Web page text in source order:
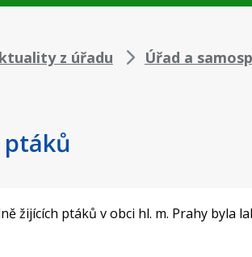
z úřadu
Úřad a
žijících ptáků v obci hl. m. Prahy byla